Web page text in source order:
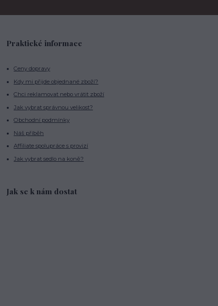
Praktické informace
Ceny dopravy
Kdy mi přijde objednané zboží?
Chci reklamovat nebo vrátit zboží
Jak vybrat správnou velikost?
Obchodní podmínky
Náš příběh
Affiliate spolupráce s provizí
Jak vybrat sedlo na koně?
Jak se k nám dostat